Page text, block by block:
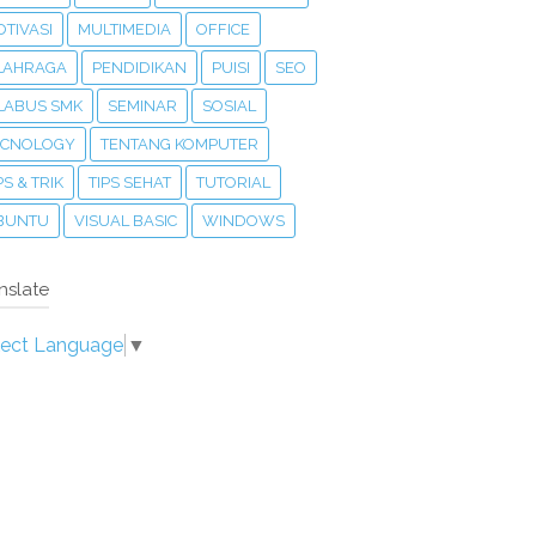
MULTIMEDIA OFFICE
PENDIDIKAN PUISI SEO
SMK SEMINAR SOSIAL
TENTANG KOMPUTER
& TRIK TIPS SEHAT TUTORIAL
VISUAL BASIC WINDOWS
Language ▼